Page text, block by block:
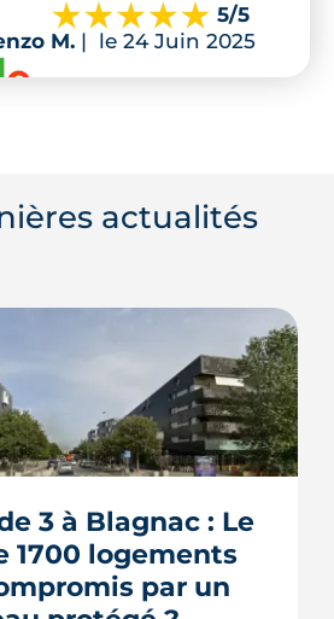
5/5
M. | le 24 Juin 2025
actualités
3 à Blagnac : Le
1700 logements
par un